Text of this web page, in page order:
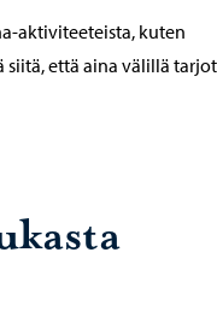
aktiviteeteista, kuten
siitä, että aina välillä